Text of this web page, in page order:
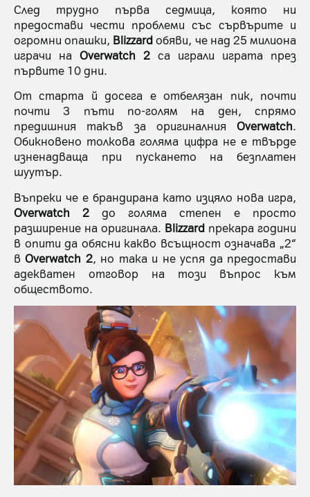
След трудно първа седмица, която ни
предостави чести проблеми със сървърите и
огромни опашки, Blizzardобяви, че над 25 милиона
играчи на Overwatch 2 са играли играта през
първите 10 дни.
От старта й досега е отбелязан пик, почти
почти 3 пъти по-голям на ден, спрямо
предишния такъв за оригиналния Overwatch.
Обикновено толкова голяма цифра не е твърде
изненадваща при пускането на безплатен
шуутър.
Въпреки че е брандирана като изцяло нова игра,
Overwatch 2 до голяма степен е просто
разширение на оригинала. Blizzard прекара години
в опити да обясни какво всъщност означава „2“
вOverwatch 2, но така и не успя да предостави
адекватен отговор на този въпрос към
обществото.